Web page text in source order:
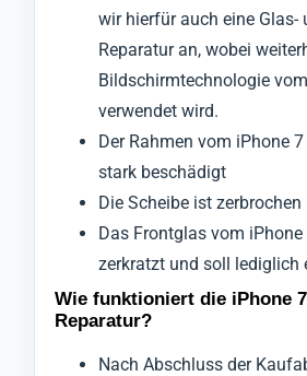
wir hierfür auch eine Glas-
Reparatur an, wobei
Bildschirmtechnologie
verwendet wird.
Der Rahmen vom iPhone
stark beschädigt
Die Scheibe ist zerbrochen
Das Frontglas vom
zerkratzt und soll lediglich
Wie funktioniert die iPhone
Reparatur?
Nach Abschluss der